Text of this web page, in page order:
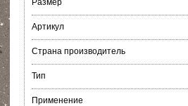
Размер
Артикул
Страна производитель
Тип
Применение